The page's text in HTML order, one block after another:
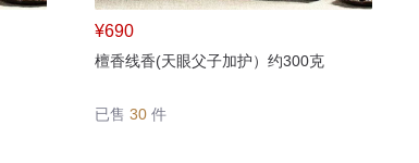
¥690
檀香线香(天眼父子加护）约300克
已售 30 件